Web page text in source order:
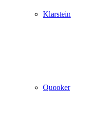
Klarstein
Quooker